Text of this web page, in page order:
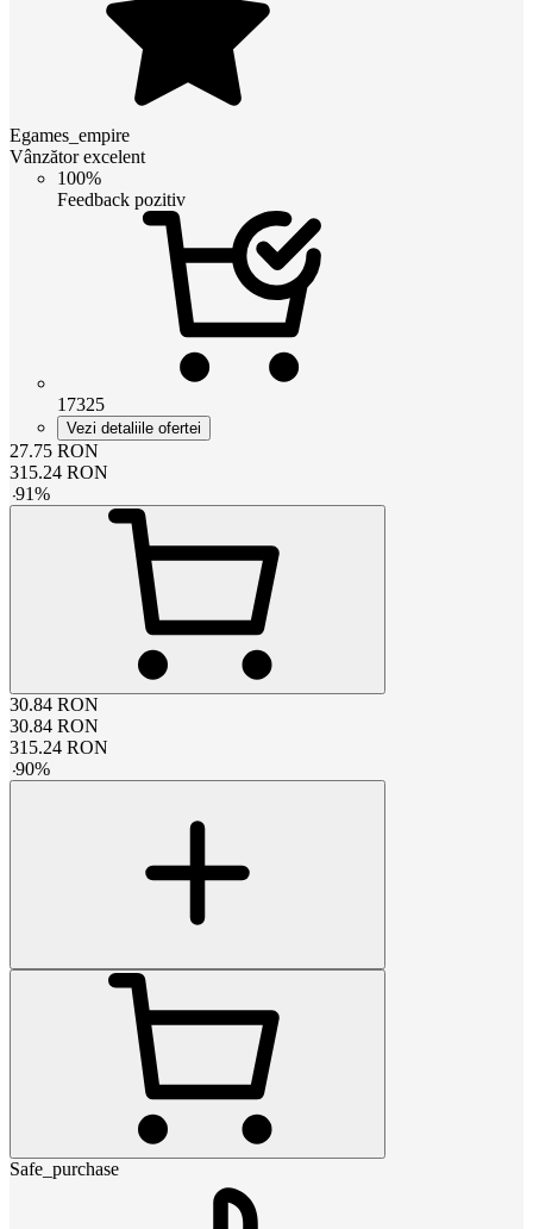
Egames_empire
Vânzător excelent
100%
Feedback pozitiv
17325
Vezi detaliile ofertei
27.75 RON
315.24 RON
-91%
30.84 RON
30.84 RON
315.24 RON
-90%
Safe_purchase